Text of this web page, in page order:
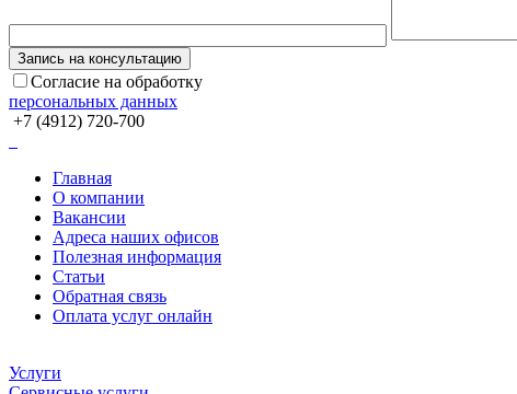
Согласие на обработку
персональных данных
+7 (4912) 720-700
Главная
О компании
Вакансии
Адреса наших офисов
Полезная информация
Статьи
Обратная связь
Оплата услуг онлайн
Услуги